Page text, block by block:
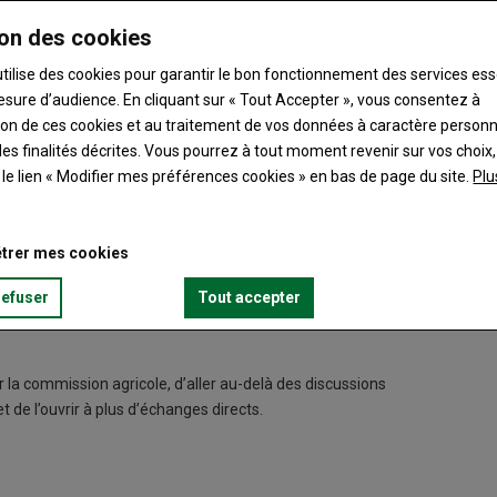
FNSEA 37 ont rencontré Eric Loizon. Ils ont tenu à consacrer
la communauté de communes, pour apprendre à se
Les échanges se sont poursuivis sur la difficulté de
et élus municipaux et communautaires.
commission agricole, d’aller au-delà des discussions
l’ouvrir à plus d’échanges directs.
des cookies
des cookies pour garantir le bon fonctionnement des services
d’audience. En cliquant sur « Tout Accepter », vous consentez à
de ces cookies et au traitement de vos données à caractère
finalités décrites. Vous pourrez à tout moment revenir sur vos
lien « Modifier mes préférences cookies » en bas de page du site.
mes cookies
Tout accepter